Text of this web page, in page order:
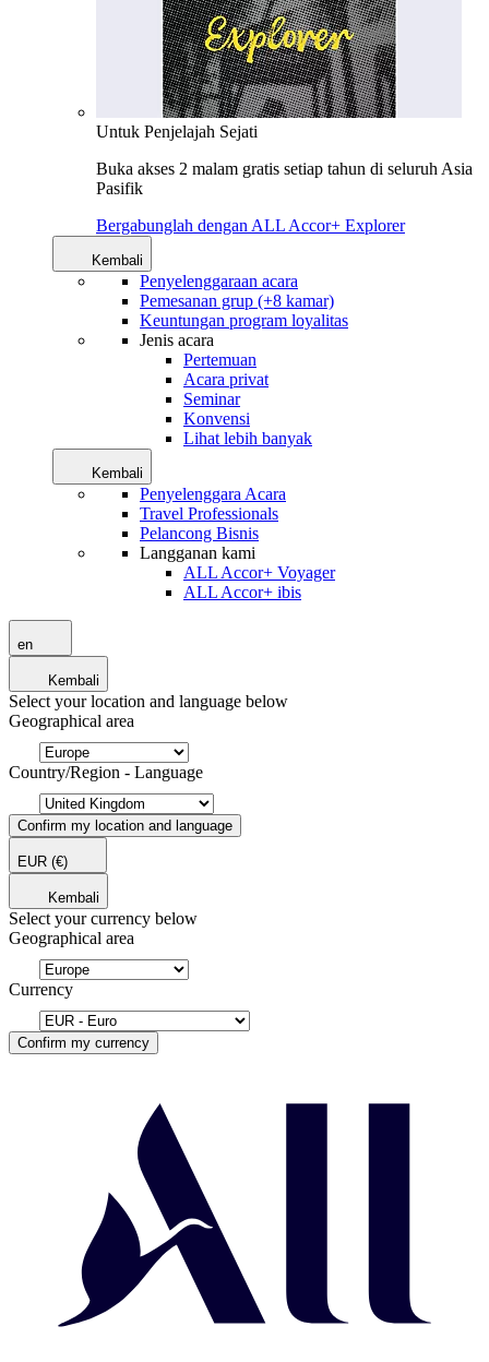
Untuk Penjelajah Sejati
Buka akses 2 malam gratis setiap tahun di seluruh Asia
Pasifik
Bergabunglah dengan ALL Accor+ Explorer
Kembali
Penyelenggaraan acara
Pemesanan grup (+8 kamar)
Keuntungan program loyalitas
Jenis acara
Pertemuan
Acara privat
Seminar
Konvensi
Lihat lebih banyak
Kembali
Penyelenggara Acara
Travel Professionals
Pelancong Bisnis
Langganan kami
ALL Accor+ Voyager
ALL Accor+ ibis
en
Kembali
Select your location and language below
Geographical area
Country/Region - Language
Confirm my location and language
EUR (€)
Kembali
Select your currency below
Geographical area
Currency
Confirm my currency